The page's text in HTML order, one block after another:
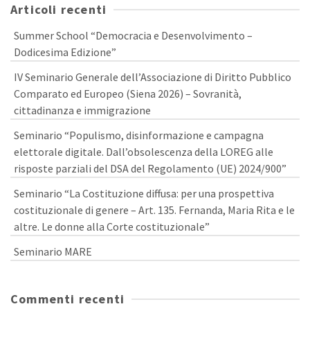
Articoli recenti
Summer School “Democracia e Desenvolvimento –
Dodicesima Edizione”
IV Seminario Generale dell’Associazione di Diritto Pubblico
Comparato ed Europeo (Siena 2026) – Sovranità,
cittadinanza e immigrazione
Seminario “Populismo, disinformazione e campagna
elettorale digitale. Dall’obsolescenza della LOREG alle
risposte parziali del DSA del Regolamento (UE) 2024/900”
Seminario “La Costituzione diffusa: per una prospettiva
costituzionale di genere – Art. 135. Fernanda, Maria Rita e le
altre. Le donne alla Corte costituzionale”
Seminario MARE
Commenti recenti